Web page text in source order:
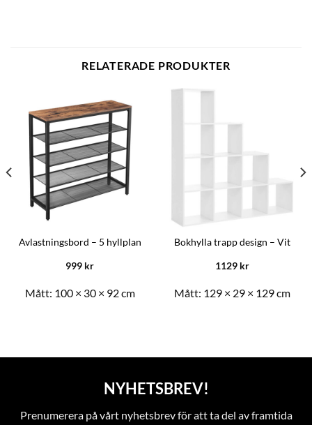
RELATERADE PRODUKTER
Avlastningsbord – 5 hyllplan
999 kr
Mått: 100 × 30 × 92 cm
Bokhylla trapp design – Vit
1129 kr
Mått: 129 × 29 × 129 cm
NYHETSBREV!
Prenumerera på vårt nyhetsbrev för att ta del av framtida